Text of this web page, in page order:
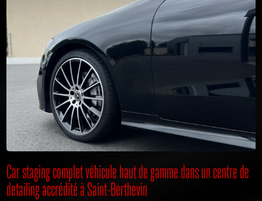
Car staging complet véhicule haut de gamme dans un centre de
detailing accrédité à Saint-Berthevin